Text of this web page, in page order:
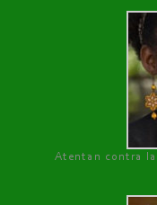
Atentan contra la